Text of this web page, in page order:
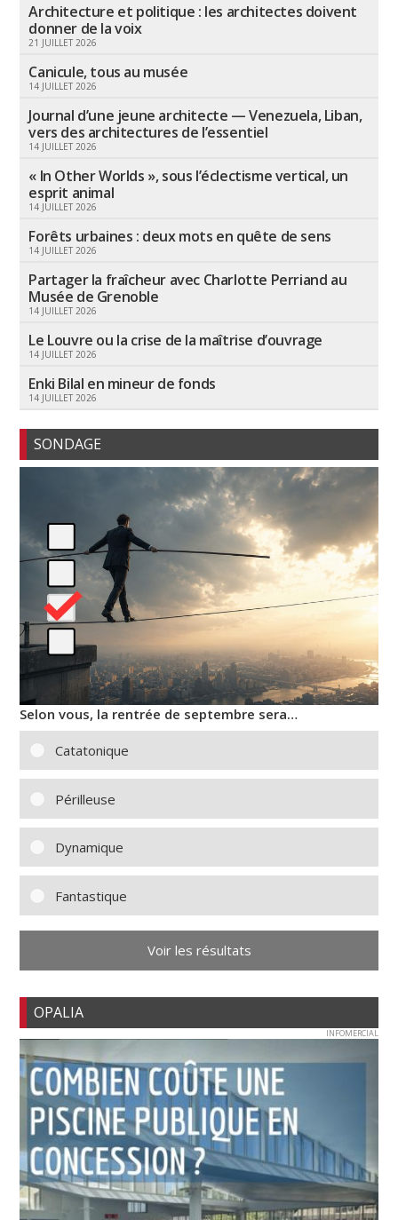
Architecture et politique : les architectes doivent
donner de la voix
21 JUILLET 2026
Canicule, tous au musée
14 JUILLET 2026
Journal d’une jeune architecte — Venezuela, Liban,
vers des architectures de l’essentiel
14 JUILLET 2026
« In Other Worlds », sous l’éclectisme vertical, un
esprit animal
14 JUILLET 2026
Forêts urbaines : deux mots en quête de sens
14 JUILLET 2026
Partager la fraîcheur avec Charlotte Perriand au
Musée de Grenoble
14 JUILLET 2026
Le Louvre ou la crise de la maîtrise d’ouvrage
14 JUILLET 2026
Enki Bilal en mineur de fonds
14 JUILLET 2026
SONDAGE
Selon vous, la rentrée de septembre sera…
Catatonique
Périlleuse
Dynamique
Fantastique
Voir les résultats
OPALIA
INFOMERCIAL